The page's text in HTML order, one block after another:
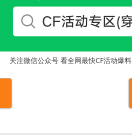
关注微信公众号 看全网最快CF活动爆料